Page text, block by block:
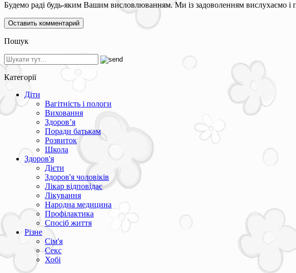
Будемо раді будь-яким Вашим висловлюванням. Ми із задоволенням вислухаємо
Пошук
Категорії
Діти
Вагітність і пологи
Виховання
Здоров’я
Поради батькам
Розвиток
Школа
Здоров'я
Дієти
Здоров'я чоловіків
Лікар відповідає
Лікування
Народна медицина
Профілактика
Спосіб життя
Різне
Сім'я
Секс
Хобі